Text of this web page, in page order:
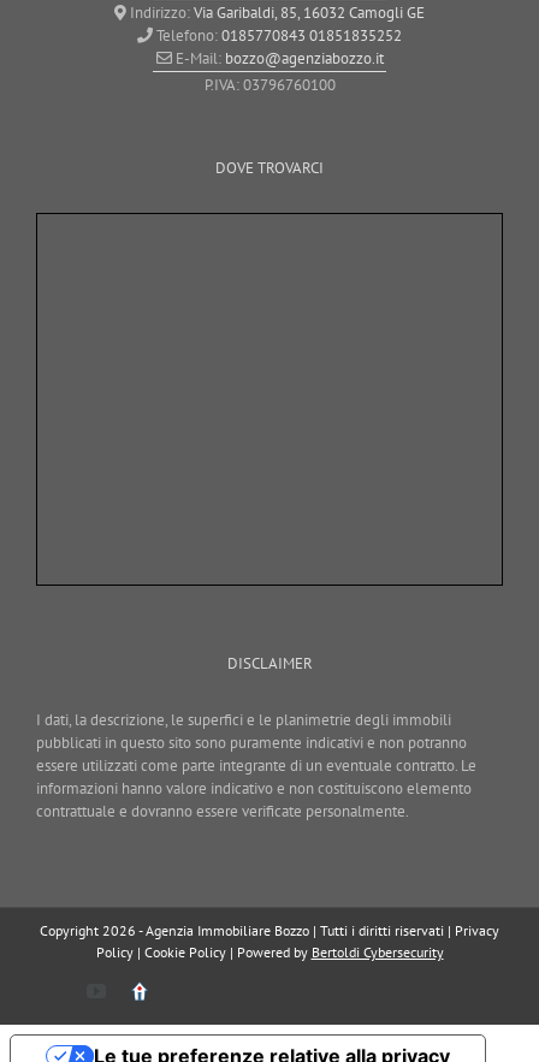
Indirizzo:Via Garibaldi, 85, 16032 Camogli GE
Telefono:0185770843 01851835252
E-Mail: bozzo@agenziabozzo.it
P.IVA: 03796760100
DOVE TROVARCI
DISCLAIMER
I dati, la descrizione, le superfici e le planimetrie degli immobili
pubblicati in questo sito sono puramente indicativi e non potranno
essere utilizzati come parte integrante di un eventuale contratto. Le
informazioni hanno valore indicativo e non costituiscono elemento
contrattuale e dovranno essere verificate personalmente.
Copyright 2026 - Agenzia Immobiliare Bozzo | Tutti i diritti riservati | Privacy
Policy| Cookie Policy| Powered by Bertoldi Cybersecurity
YouTube
Immobiliare.it
Le tue preferenze relative alla privacy